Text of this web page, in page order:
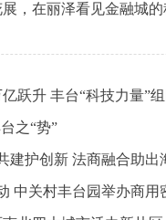
展，在丽泽看见金融城
跃升 丰台“科技力量”
之“势”
建护创新 法商融合助出
中关村丰台园举办商用